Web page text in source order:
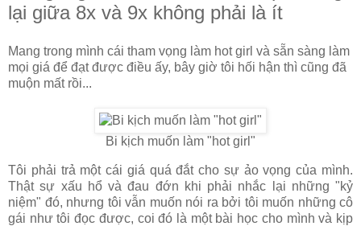
lại giữa 8x và 9x không phải là ít
Mang trong mình cái tham vọng làm hot girl và sẵn sàng làm
mọi giá để đạt được điều ấy, bây giờ tôi hối hận thì cũng đã
muộn mất rồi...
Bi kịch muốn làm "hot girl"
Tôi phải trả một cái giá quá đắt cho sự ảo vọng của mình.
Thật sự xấu hổ và đau đớn khi phải nhắc lại những "kỷ
niệm" đó, nhưng tôi vẫn muốn nói ra bởi tôi muốn những cô
gái như tôi đọc được, coi đó là một bài học cho mình và kịp